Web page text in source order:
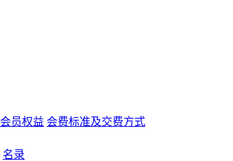
会员权益 会费标准及交费方式
名录